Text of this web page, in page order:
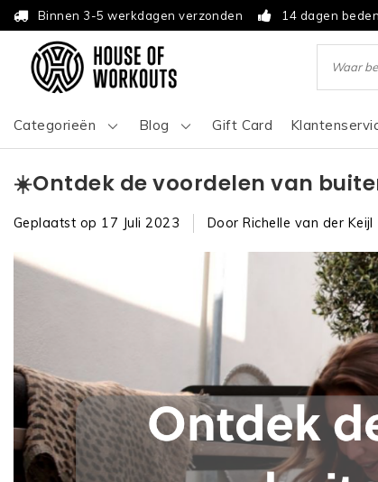
Binnen 3-5 werkdagen verzonden 14 dagen
Categorieën Blog Gift Card
☀️Ontdek de voordelen van
Geplaatst op 17 Juli 2023 Door Richelle van der Keijl